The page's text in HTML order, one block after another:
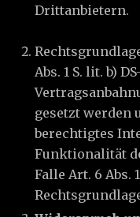
Drittanbietern.
Abs. 1 S. lit. b)
gesetzt werden
berechtigtes
Funktionalität
Falle Art. 6 Abs.